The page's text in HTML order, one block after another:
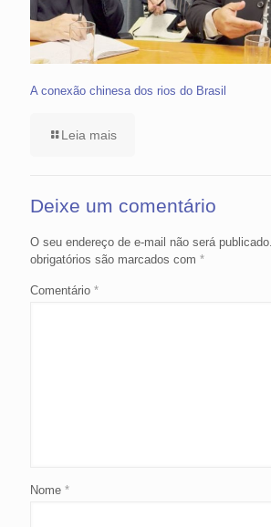
A conexão chinesa dos rios do Brasil
Leia mais
Deixe um comentário
O seu endereço de e-mail não será publicado.
obrigatórios são marcados com *
Comentário *
Nome *